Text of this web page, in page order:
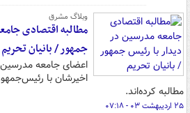
وبلاگ مشرق
مطالبه اقتصادی
جمهور / بانیان
اعضای جامعه مدرسین
اخیرشان با
مطالبه کرده‌اند.
۲۵ اردیبهشت ۰۳ - ۰۷:۱۸